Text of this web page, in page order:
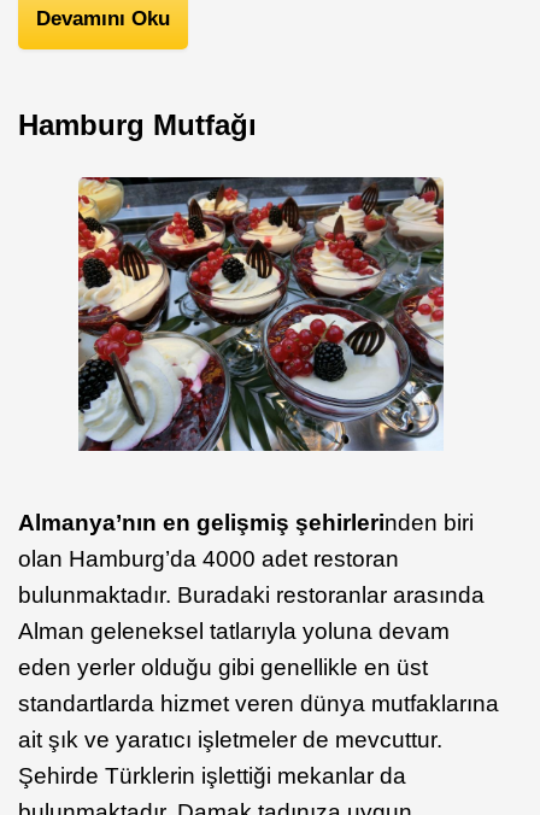
Devamını Oku
Hamburg Mutfağı
Almanya’nın en gelişmiş şehirlerinden biri
olan Hamburg’da 4000 adet restoran
bulunmaktadır. Buradaki restoranlar arasında
Alman geleneksel tatlarıyla yoluna devam
eden yerler olduğu gibi genellikle en üst
standartlarda hizmet veren dünya mutfaklarına
ait şık ve yaratıcı işletmeler de mevcuttur.
Şehirde Türklerin işlettiği mekanlar da